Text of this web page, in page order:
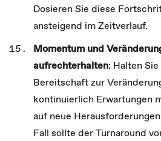
Dosieren Sie diese
ansteigend im Zeitverlauf.
Momentum und
aufrechterhalten: Halten
Bereitschaft zur
kontinuierlich Erwartungen
auf neue
Fall sollte der Turnaround